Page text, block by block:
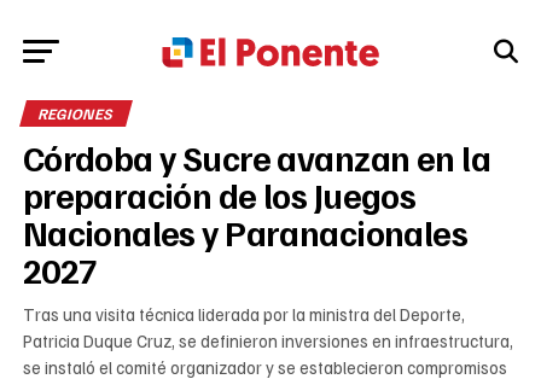
REGIONES
Córdoba y Sucre avanzan en la
preparación de los Juegos
Nacionales y Paranacionales
2027
Tras una visita técnica liderada por la ministra del Deporte,
Patricia Duque Cruz, se definieron inversiones en infraestructura,
se instaló el comité organizador y se establecieron compromisos